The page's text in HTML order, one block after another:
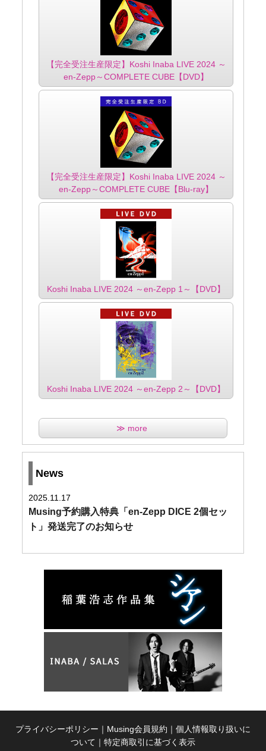
【完全受注生産限定】Koshi Inaba LIVE 2024 ～
en-Zepp～COMPLETE CUBE【DVD】
【完全受注生産限定】Koshi Inaba LIVE 2024 ～
en-Zepp～COMPLETE CUBE【Blu-ray】
Koshi Inaba LIVE 2024 ～en-Zepp 1～【DVD】
Koshi Inaba LIVE 2024 ～en-Zepp 2～【DVD】
≫ more
News
2025.11.17
Musing予約購入特典「en-Zepp DICE 2個セッ
ト」発送完了のお知らせ
プライバシーポリシー ｜ Musing会員規約 ｜ 個人情報取り扱いに
ついて ｜ 特定商取引に基づく表示